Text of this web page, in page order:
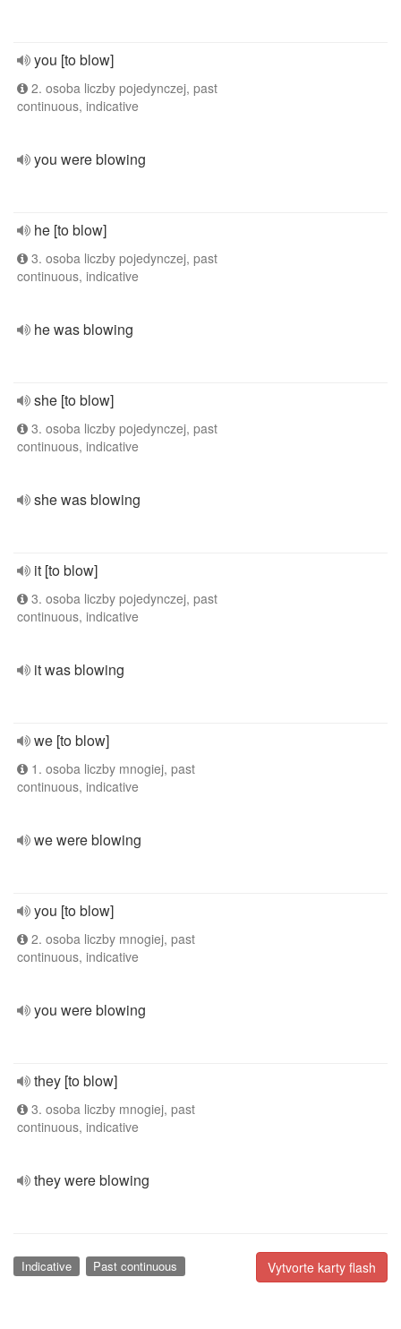
you [to blow]
2. osoba liczby pojedynczej, past
continuous, indicative
you were blowing
he [to blow]
3. osoba liczby pojedynczej, past
continuous, indicative
he was blowing
she [to blow]
3. osoba liczby pojedynczej, past
continuous, indicative
she was blowing
it [to blow]
3. osoba liczby pojedynczej, past
continuous, indicative
it was blowing
we [to blow]
1. osoba liczby mnogiej, past
continuous, indicative
we were blowing
you [to blow]
2. osoba liczby mnogiej, past
continuous, indicative
you were blowing
they [to blow]
3. osoba liczby mnogiej, past
continuous, indicative
they were blowing
Vytvorte karty flash
Indicative Past continuous